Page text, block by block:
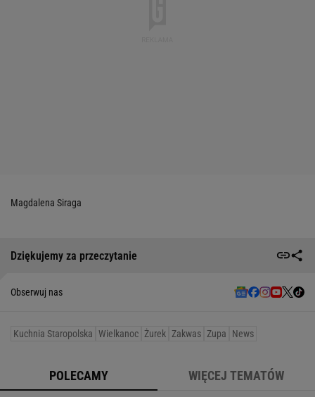
Magdalena Siraga
Dziękujemy za przeczytanie
Obserwuj nas
Kuchnia Staropolska Wielkanoc Żurek Zakwas Zupa News
POLECAMY WIĘCEJ TEMATÓW